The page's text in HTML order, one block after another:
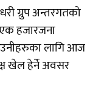
ग्रुप अन्तरगतको
हजारजना
उनीहरुका लागि आज
खेल हेर्ने अवसर